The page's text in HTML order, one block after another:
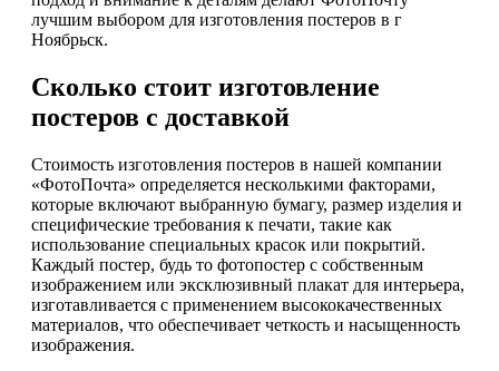
лучшим выбором для изготовления постеров в г
Ноябрьск.
Сколько стоит изготовление
постеров с доставкой
Стоимость изготовления постеров в нашей компании
«ФотоПочта» определяется несколькими факторами,
которые включают выбранную бумагу, размер изделия и
специфические требования к печати, такие как
использование специальных красок или покрытий.
Каждый постер, будь то фотопостер с собственным
изображением или эксклюзивный плакат для интерьера,
изготавливается с применением высококачественных
материалов, что обеспечивает четкость и насыщенность
изображения.